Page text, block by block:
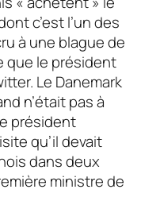
c’est l’un des
à une blague de
que le président
Le Danemark
n’était pas à
président
qu’il devait
dans deux
ministre de